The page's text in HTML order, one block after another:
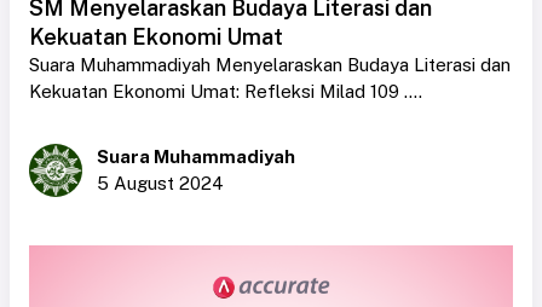
SM Menyelaraskan Budaya Literasi dan
Kekuatan Ekonomi Umat
Suara Muhammadiyah Menyelaraskan Budaya Literasi dan
Kekuatan Ekonomi Umat: Refleksi Milad 109 ....
Suara Muhammadiyah
5 August 2024